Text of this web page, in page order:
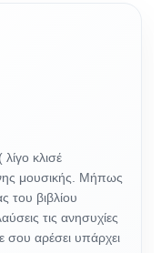
κλισέ
μουσικής. Μήπως
του βιβλίου
τις ανησυχίες
σου αρέσει υπάρχει